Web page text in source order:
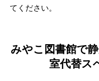
てください。
みやこ図書館で
室代替ス